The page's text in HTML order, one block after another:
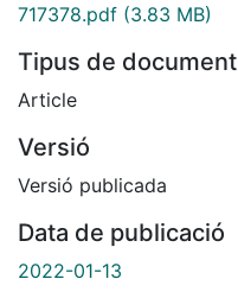
717378.pdf (3.83 MB)
Tipus de document
Article
Versió
Versió publicada
Data de publicació
2022-01-13